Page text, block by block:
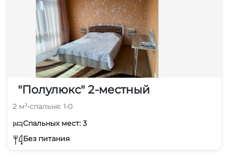
"Полулюкс" 2-местный
2 м²•спальня: 1•0
Спальных мест: 3
Без питания